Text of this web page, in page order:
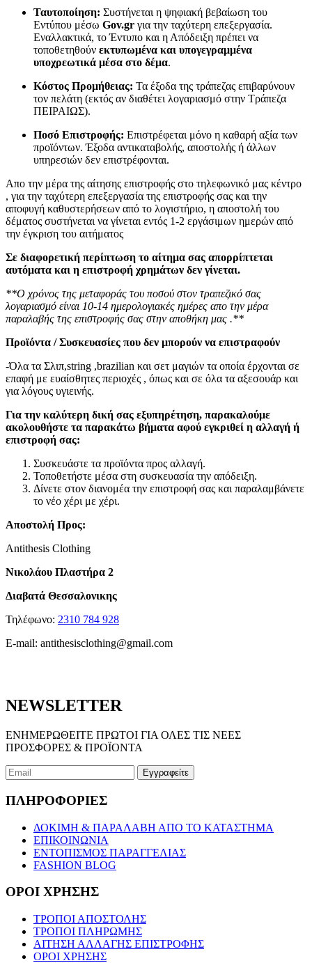
Ταυτοποίηση: Συστήνεται η ψηφιακή βεβαίωση του
Εντύπου μέσω Gov.gr για την ταχύτερη επεξεργασία.
Εναλλακτικά, το Έντυπο και η Απόδειξη πρέπει να
τοποθετηθούν εκτυπωμένα και υπογεγραμμένα
υποχρεωτικά μέσα στο δέμα.
Κόστος Προμήθειας: Τα έξοδα της τράπεζας επιβαρύνουν
τον πελάτη (εκτός αν διαθέτει λογαριασμό στην Τράπεζα
ΠΕΙΡΑΙΩΣ).
Ποσό Επιστροφής: Επιστρέφεται μόνο η καθαρή αξία των
προϊόντων. Έξοδα αντικαταβολής, αποστολής ή άλλων
υπηρεσιών δεν επιστρέφονται.
Απο την μέρα της αίτησης επιστροφής στο τηλεφωνικό μας κέντρο
, για την ταχύτερη επεξεργασία της επιστροφής σας και την
αποφυγή καθυστερήσεων από το λογιστήριο, η αποστολή του
δέματος συστήνεται να γίνεται εντός 1-2 εργάσιμων ημερών από
την έγκριση του αιτήματος
Σε διαφορετική περίπτωση το αίτημα σας απορρίπτεται
αυτόματα και η επιστροφή χρημάτων δεν γίνεται.
**Ο χρόνος της μεταφοράς του ποσού στον τραπεζικό σας
λογαριασμό είναι 10-14 ημερολογιακές ημέρες απο την μέρα
παραλαβής της επιστροφής σας στην αποθήκη μας .**
Προϊόντα / Συσκευασίες που δεν μπορούν να επιστραφούν
-Όλα τα Σλιπ,string ,brazilian και σετ μαγιών τα οποία έρχονται σε
επαφή με ευαίσθητες περιοχές , όπως και σε όλα τα αξεσουάρ και
για λόγους υγιεινής.
Για την καλύτερη δική σας εξυπηρέτηση, παρακαλούμε
ακολουθήστε τα παρακάτω βήματα αφού εγκριθεί η αλλαγή ή
επιστροφή σας:
Συσκευάστε τα προϊόντα προς αλλαγή.
Τοποθετήστε μέσα στη συσκευασία την απόδειξη.
Δίνετε στον διανομέα την επιστροφή σας και παραλαμβάνετε
το νέο χέρι με χέρι.
Αποστολή Προς:
Antithesis Clothing
Νικολάου Πλαστήρα 2
Διαβατά Θεσσαλονικης
Τηλέφωνο: 2310 784 928
E-mail: antithesisclothing@gmail.com
NEWSLETTER
ΕΝΗΜΕΡΩΘΕΙΤΕ ΠΡΩΤΟΙ ΓΙΑ ΟΛΕΣ ΤΙΣ ΝΕΕΣ
ΠΡΟΣΦΟΡΕΣ & ΠΡΟΪΟΝΤΑ
ΠΛΗΡΟΦΟΡΙΕΣ
ΔΟΚΙΜΗ & ΠΑΡΑΛΑΒΗ ΑΠΟ ΤΟ ΚΑΤΑΣΤΗΜΑ
ΕΠΙΚΟΙΝΩΝΙΑ
ΕΝΤΟΠΙΣΜΟΣ ΠΑΡΑΓΓΕΛΙΑΣ
FASHION BLOG
ΟΡΟΙ ΧΡΗΣΗΣ
ΤΡΟΠΟΙ ΑΠΟΣΤΟΛΗΣ
ΤΡΟΠΟΙ ΠΛΗΡΩΜΗΣ
ΑΙΤΗΣΗ ΑΛΛΑΓΗΣ ΕΠΙΣΤΡΟΦΗΣ
ΟΡΟΙ ΧΡΗΣΗΣ